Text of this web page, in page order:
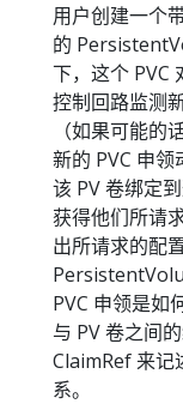
用户创建一个
的
下，这个 PVC
控制回路监测
（如果可能
新的 PVC 申
该 PV 卷绑定
获得他们所请
出所请求的配
PVC 申领是如
与 PV 卷之间
ClaimRef 来记
系。